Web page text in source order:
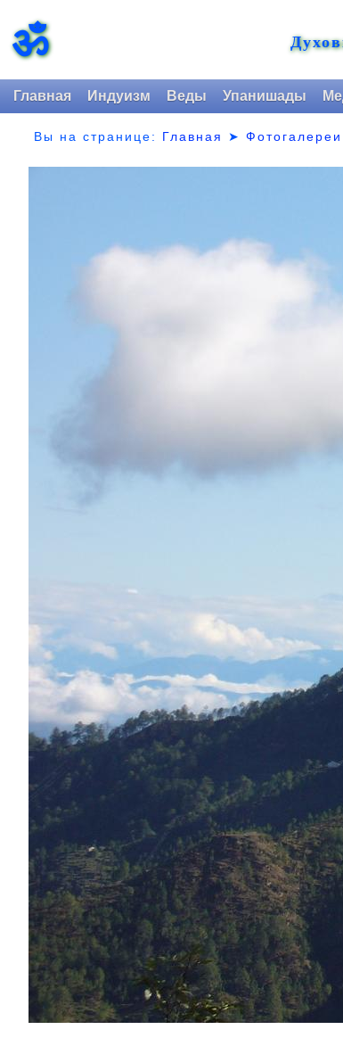
ॐ
Главная Индуизм Веды Упанишады
Вы на странице: Главная ➤